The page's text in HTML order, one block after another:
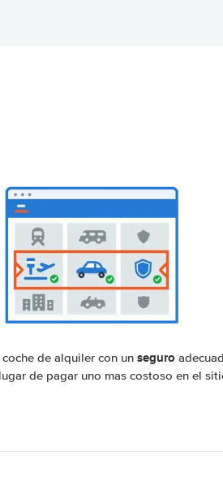
coche de alquiler con un seguro
de pagar uno mas costoso en el